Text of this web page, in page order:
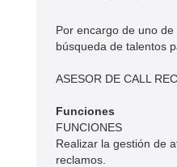
Por encargo de uno
búsqueda de talentos
ASESOR DE CALL
Funciones
FUNCIONES
Realizar la gestión de
reclamos. ​